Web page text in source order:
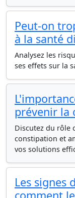
Peut-on
à la santé
Analysez les
ses effets sur la
prévenir la
Discutez du rôle
constipation et
vos solutions
Les signes